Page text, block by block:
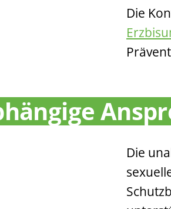
Die
Die